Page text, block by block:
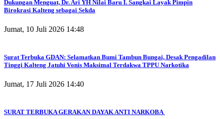
Dukungan Menguat, Dr. Ari YH Nilai Baru I. Sangkai Layak Pimpin
Birokrasi Kalteng sebagai Sekda
Jumat, 10 Juli 2026 14:48
Surat Terbuka GDAN: Selamatkan Bumi Tambun Bungai, Desak Pengadilan
Tinggi Kalteng Jatuhi Vonis Maksimal Terdakwa TPPU Narkotika
Jumat, 17 Juli 2026 14:40
SURAT TERBUKA GERAKAN DAYAK ANTI NARKOBA